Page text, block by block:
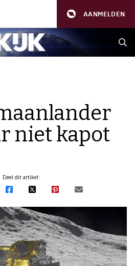
AANMELDEN
niet kapot
Deel dit artikel: